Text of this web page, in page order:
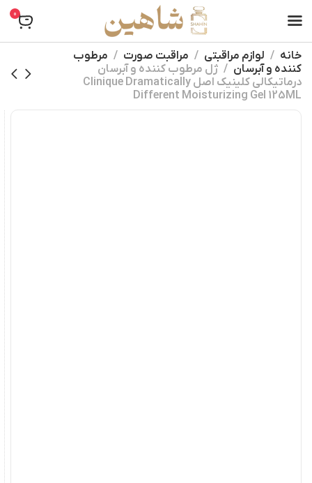
0
خانه لوازم مراقبتی مراقبت صورت
مرطوب
کننده و آبرسان
ژل مرطوب کننده و آبرسان
درماتیکالی کلینیک اصل Clinique Dramatically
Different Moisturizing Gel 125ML